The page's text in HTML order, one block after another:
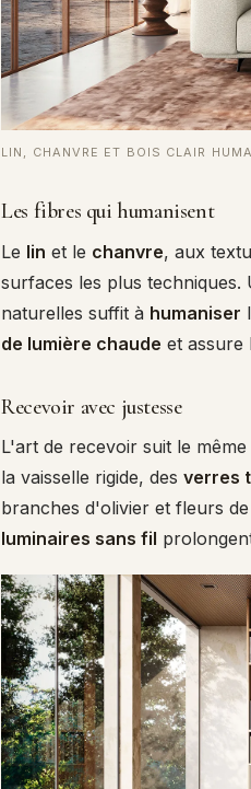
LIN, CHANVRE ET BOIS CLAIR
Les fibres qui humanisent
Le lin et le chanvre, aux
surfaces les plus
naturelles suffit à humaniser
de lumière chaude et assure
Recevoir avec justesse
L'art de recevoir suit le même
la vaisselle rigide, desverres
branches d'olivier et fleurs
luminaires sans fil